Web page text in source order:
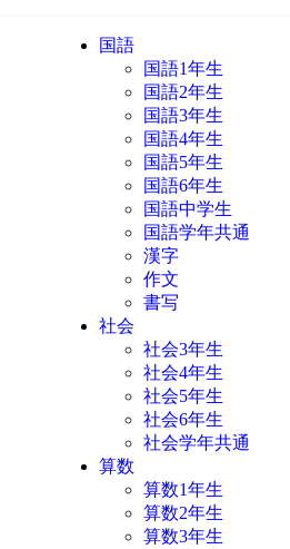
国語
国語1年生
国語2年生
国語3年生
国語4年生
国語5年生
国語6年生
国語中学生
国語学年共通
漢字
作文
書写
社会
社会3年生
社会4年生
社会5年生
社会6年生
社会学年共通
算数
算数1年生
算数2年生
算数3年生